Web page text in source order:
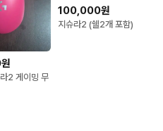
2 게이밍 무
100,000원
지슈라2 (쉘2개 포함)